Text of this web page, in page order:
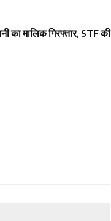
का मालिक गिरफ्तार, STF की